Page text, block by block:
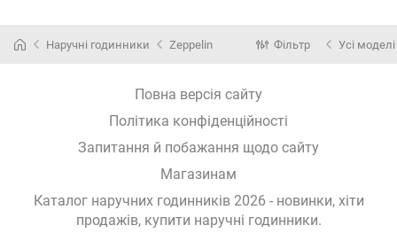
Наручні годинники Zeppelin Фільтр Усі моделі
Повна версія сайту
Політика конфіденційності
Запитання й побажання щодо сайту
Магазинам
Каталог наручних годинників 2026 - новинки, хіти
продажів, купити наручні годинники.